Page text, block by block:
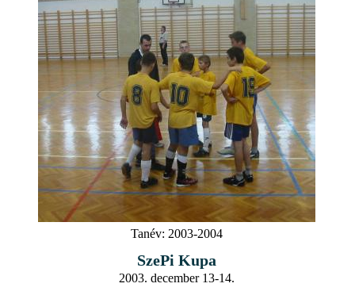
Tanév: 2003-2004
SzePi Kupa
2003. december 13-14.